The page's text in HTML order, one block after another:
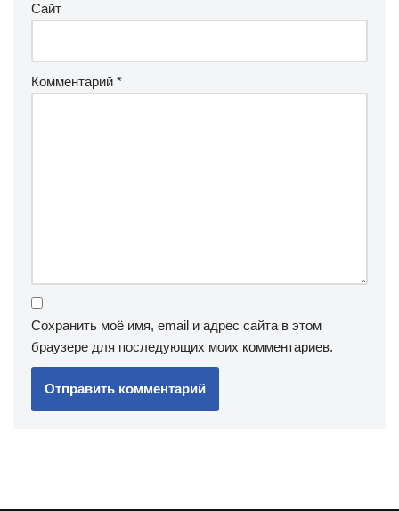
Сайт
Комментарий *
Сохранить моё имя, email и адрес сайта в этом
браузере для последующих моих комментариев.